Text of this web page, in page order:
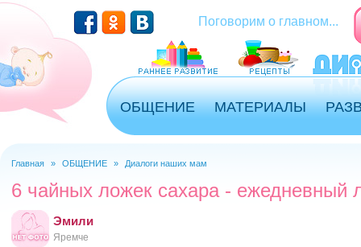
Перейти к основному содержанию
Поговорим о главном...
ОБЩЕНИЕ МАТЕРИАЛЫ
Вы здесь
Главная » ОБЩЕНИЕ » Диалоги наших мам
6 чайных ложек сахара - ежедневный
Эмили
Яремче